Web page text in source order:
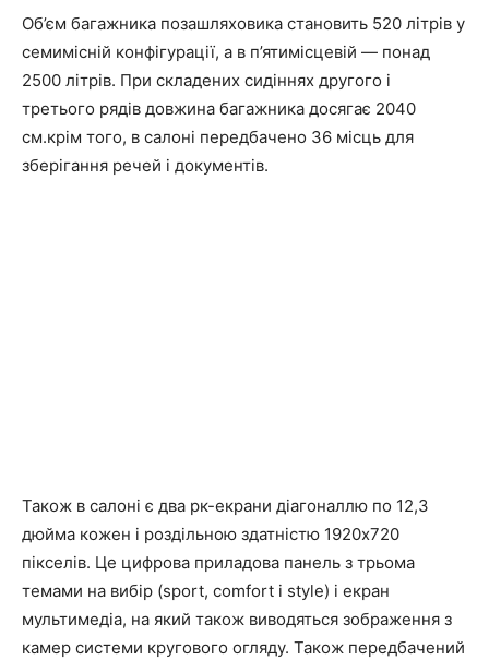
Об’єм багажника позашляховика становить 520 літрів у
семимісній конфігурації, а в п’ятимісцевій — понад
2500 літрів. При складених сидіннях другого і
третього рядів довжина багажника досягає 2040
см.крім того, в салоні передбачено 36 місць для
зберігання речей і документів.
Також в салоні є два рк-екрани діагоналлю по 12,3
дюйма кожен і роздільною здатністю 1920х720
пікселів. Це цифрова приладова панель з трьома
темами на вибір (sport, comfort і style) і екран
мультимедіа, на який також виводяться зображення з
камер системи кругового огляду. Також передбачений